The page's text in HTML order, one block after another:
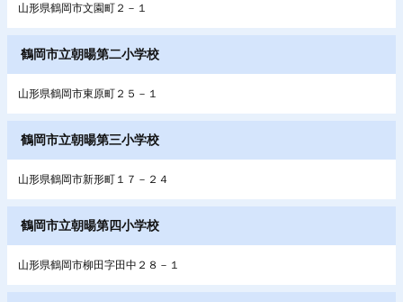
山形県鶴岡市文園町２－１
鶴岡市立朝暘第二小学校
山形県鶴岡市東原町２５－１
鶴岡市立朝暘第三小学校
山形県鶴岡市新形町１７－２４
鶴岡市立朝暘第四小学校
山形県鶴岡市柳田字田中２８－１